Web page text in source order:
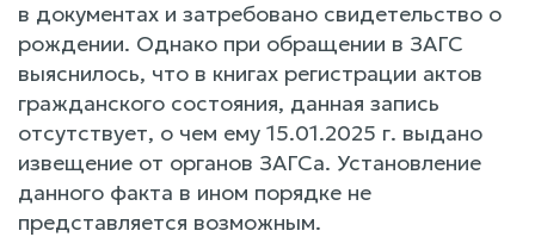
в документах и затребовано свидетельство о
рождении. Однако при обращении в ЗАГС
выяснилось, что в книгах регистрации актов
гражданского состояния, данная запись
отсутствует, о чем ему 15.01.2025 г. выдано
извещение от органов ЗАГСа. Установление
данного факта в ином порядке не
представляется возможным.